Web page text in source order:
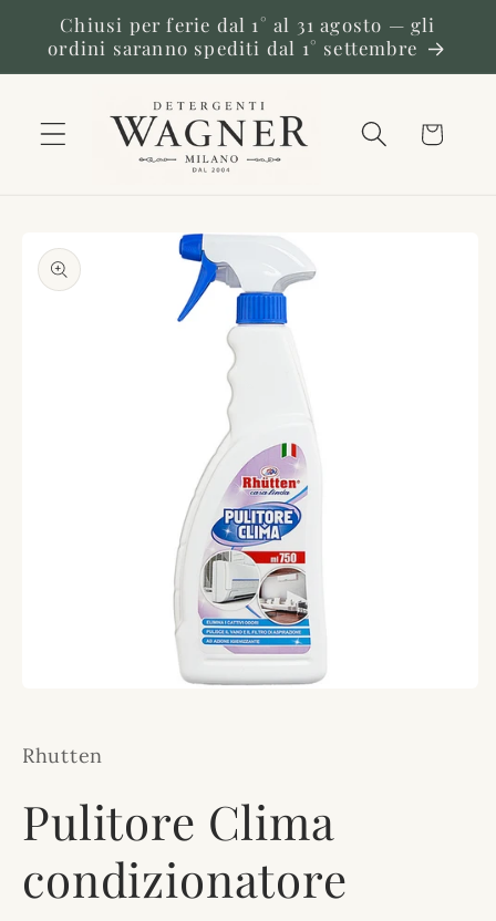
direttamente
ai contenuti
Chiusi per ferie dal 1° al 31 agosto — gli
ordini saranno spediti dal 1° settembre
Carrello
informazioni
sul prodotto
1
in
Rhutten
Pulitore Clima
condizionatore